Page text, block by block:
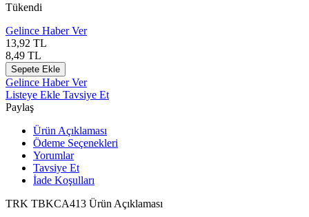
Tükendi
Gelince Haber Ver
13,92 TL
8,49 TL
Sepete Ekle
Gelince Haber Ver
Listeye Ekle Tavsiye Et
Paylaş
Ürün Açıklaması
Ödeme Seçenekleri
Yorumlar
Tavsiye Et
İade Koşulları
TRK TBKCA413 Ürün Açıklaması